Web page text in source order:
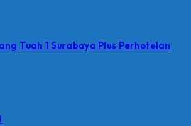
Tuah 1 Surabaya Plus Perhotelan